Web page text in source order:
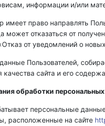
информации и/или
имеет право направлять
может отказаться от
от уведомлений о
Пользователей,
качества сайта и его
обработки
персональные
расположенные на сайте